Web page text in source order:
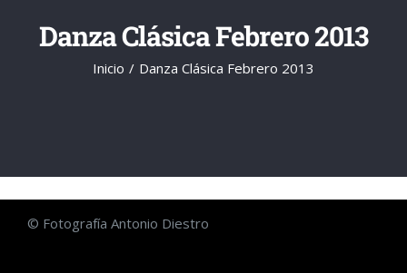
Danza Clásica Febrero 2013
Inicio Danza Clásica Febrero 2013
© Fotografía Antonio Diestro